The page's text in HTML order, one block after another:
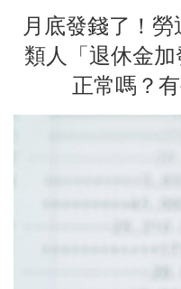
月底發錢了！
類人「退休金
正常嗎？